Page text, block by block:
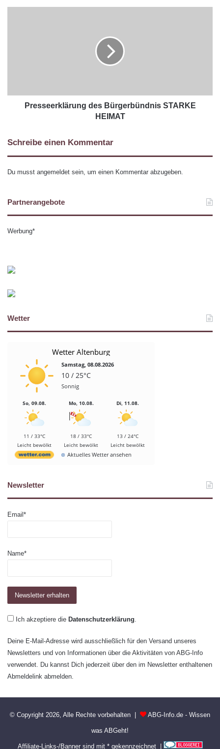
Presseerklärung des Bürgerbündnis STARKE
HEIMAT
Schreibe einen Kommentar
Du musst angemeldet sein, um einen Kommentar abzugeben.
Partnerangebote
Werbung*
Wetter
Wetter Altenburg
Samstag, 08.08.2026
10 / 25°C
Sonnig
So, 09.08.
11 / 33°C
Leicht bewölkt
Mo, 10.08.
18 / 33°C
Leicht bewölkt
Di, 11.08.
13 / 24°C
Leicht bewölkt
Aktuelles Wetter ansehen
Newsletter
Email*
Name*
Ich akzeptiere die Datenschutzerklärung.
Deine E-Mail-Adresse wird ausschließlich für den Versand unseres
Newsletters und von Informationen über die Aktivitäten von ABG-Info
verwendet. Du kannst Dich jederzeit über den im Newsletter enthaltenen
Abmeldelink abmelden.
© Copyright 2026, Alle Rechte vorbehalten | ABG-Info.de - Wissen
was ABGeht!
Affiliate-Links-/Banner sind mit * gekennzeichnet |